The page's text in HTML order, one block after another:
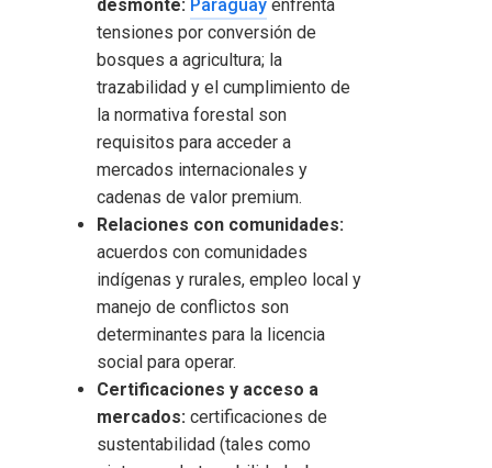
desmonte: Paraguay enfrenta
tensiones por conversión de
bosques a agricultura; la
trazabilidad y el cumplimiento de
la normativa forestal son
requisitos para acceder a
mercados internacionales y
cadenas de valor premium.
Relaciones con comunidades:
acuerdos con comunidades
indígenas y rurales, empleo local y
manejo de conflictos son
determinantes para la licencia
social para operar.
Certificaciones y acceso a
mercados: certificaciones de
sustentabilidad (tales como